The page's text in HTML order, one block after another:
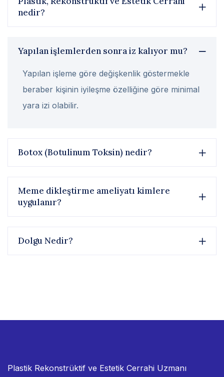
nedir?
Yapılan işlemlerden sonra iz kalıyor mu?
Yapılan işleme göre değişkenlik göstermekle
beraber kişinin iyileşme özelliğine göre minimal
yara izi olabilir.
Botox (Botulinum Toksin) nedir?
Meme dikleştirme ameliyatı kimlere
uygulanır?
Dolgu Nedir?
Plastik Rekonstrüktif ve Estetik Cerrahi Uzmanı